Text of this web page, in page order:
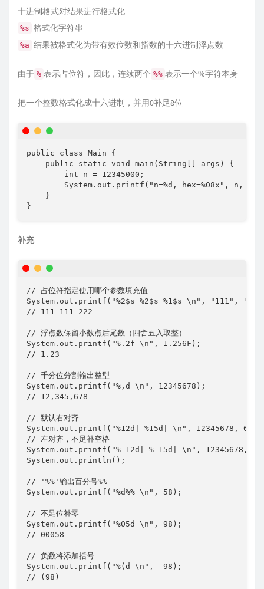
十进制格式对结果进行格式化
%s 格式化字符串
%a 结果被格式化为带有效位数和指数的十六进制浮点数
由于 % 表示占位符，因此，连续两个 %% 表示一个%字符本身
把一个整数格式化成十六进制，并用0补足8位
public class Main {
    public static void main(String[] args) {
        int n = 12345000;
System.out.printf("n=%d, hex=%08x", n, n);
    }
}
补充
// 占位符指定使用哪个参数填充值
System.out.printf("%2$s %2$s %1$s \n", "111",
// 111 111 222
// 浮点数保留小数点后尾数（四舍五入取整）
System.out.printf("%.2f \n", 1.256F);
// 1.23
// 千分位分割输出整型
System.out.printf("%,d \n", 12345678);
// 12,345,678
// 默认右对齐
System.out.printf("%12d| %15d| \n", 12345678,
// 左对齐，不足补空格
System.out.printf("%-12d| %-15d| \n", 12345678,
System.out.println();
// '%%'输出百分号%%
System.out.printf("%d%% \n", 58);
// 不足位补零
System.out.printf("%05d \n", 98);
// 00058
// 负数将添加括号
System.out.printf("%(d \n", -98);
// (98)